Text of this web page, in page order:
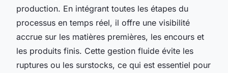
production. En intégrant toutes les étapes du
processus en temps réel, il offre une visibilité
accrue sur les matières premières, les encours et
les produits finis. Cette gestion fluide évite les
ruptures ou les surstocks, ce qui est essentiel pour